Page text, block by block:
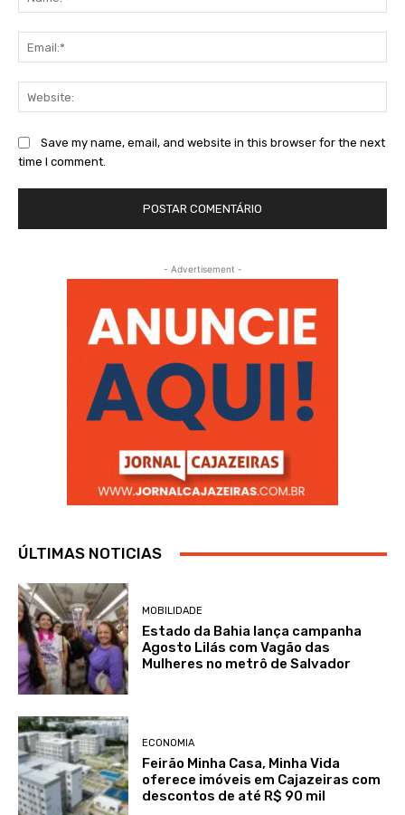
Save my name, email, and website in this browser for the next
time I comment.
- Advertisement -
ÚLTIMAS NOTICIAS
MOBILIDADE
Estado da Bahia lança campanha
Agosto Lilás com Vagão das
Mulheres no metrô de Salvador
ECONOMIA
Feirão Minha Casa, Minha Vida
oferece imóveis em Cajazeiras com
descontos de até R$ 90 mil